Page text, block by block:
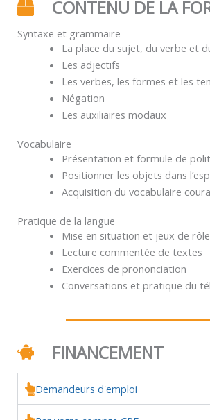
CONTENU DE LA
Syntaxe et grammaire
La place du sujet, du verbe et
Les adjectifs
Les verbes, les formes et les
Négation
Les auxiliaires modaux
Vocabulaire
Présentation et formule de
Positionner les objets dans
Acquisition du vocabulaire
Pratique de la langue
Mise en situation et jeux de rôle
Lecture commentée de textes
Exercices de prononciation
Conversations et pratique du
FINANCEMENT
Demandeurs d'emploi